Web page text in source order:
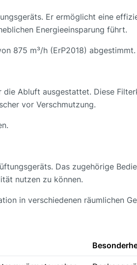
Er ermöglicht eine
Energieeinsparung führt.
875 m³/h (ErP2018) abgestimmt.
Abluft ausgestattet. Diese
vor Verschmutzung.
Das zugehörige
nutzen zu können.
in verschiedenen räumlichen